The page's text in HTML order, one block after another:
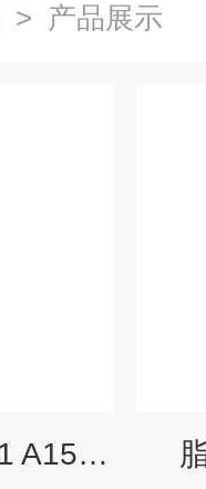
> 产品展示
PAA,德国：A15-101 A15-151血清